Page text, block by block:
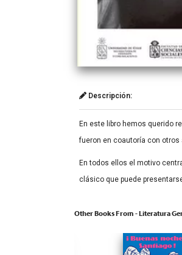
Descripción:
En este libro hemos querido
fueron en coautoría con otros
En todos ellos el motivo
clásico que puede
Other Books From - Literatura